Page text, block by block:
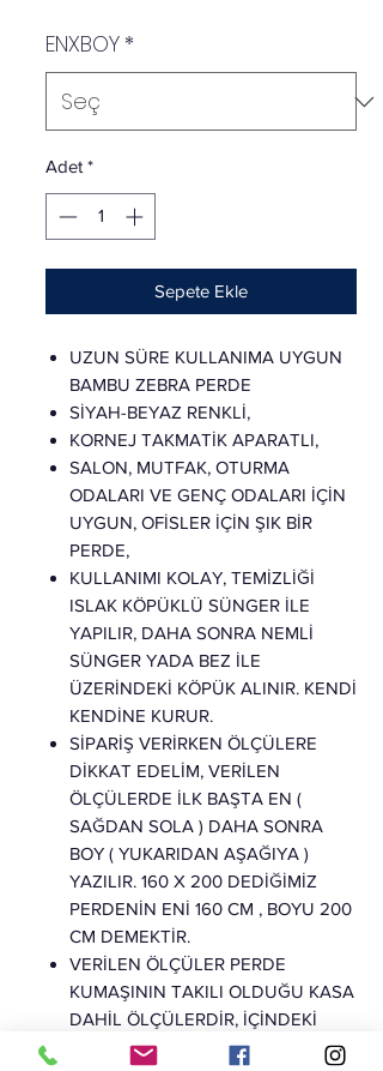
ENXBOY *
Adet *
Sepete Ekle
UZUN SÜRE KULLANIMA UYGUN
BAMBU ZEBRA PERDE
SİYAH-BEYAZ RENKLİ,
KORNEJ TAKMATİK APARATLI,
SALON, MUTFAK, OTURMA
ODALARI VE GENÇ ODALARI İÇİN
UYGUN, OFİSLER İÇİN ŞIK BİR
PERDE,
KULLANIMI KOLAY, TEMİZLİĞİ
ISLAK KÖPÜKLÜ SÜNGER İLE
YAPILIR, DAHA SONRA NEMLİ
SÜNGER YADA BEZ İLE
ÜZERİNDEKİ KÖPÜK ALINIR. KENDİ
KENDİNE KURUR.
SİPARİŞ VERİRKEN ÖLÇÜLERE
DİKKAT EDELİM, VERİLEN
ÖLÇÜLERDE İLK BAŞTA EN (
SAĞDAN SOLA ) DAHA SONRA
BOY ( YUKARIDAN AŞAĞIYA )
YAZILIR. 160 X 200 DEDİĞİMİZ
PERDENİN ENİ 160 CM , BOYU 200
CM DEMEKTİR.
VERİLEN ÖLÇÜLER PERDE
KUMAŞININ TAKILI OLDUĞU KASA
DAHİL ÖLÇÜLERDİR, İÇİNDEKİ
KUMAŞ PERDENİN ÖLÇÜSÜ 4CM